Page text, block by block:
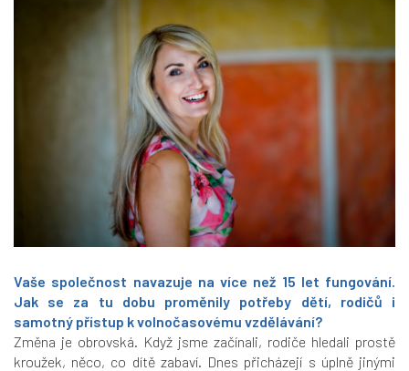
Vaše společnost navazuje na více než 15 let fungování.
Jak se za tu dobu proměnily potřeby dětí, rodičů i
samotný přístup k volnočasovému vzdělávání?
Změna je obrovská. Když jsme začínali, rodiče hledali prostě
kroužek, něco, co dítě zabaví. Dnes přicházejí s úplně jinými